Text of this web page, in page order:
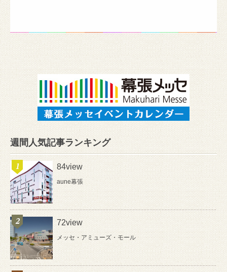
週間人気記事ランキング
84view
aune幕張
72view
メッセ・アミューズ・モール